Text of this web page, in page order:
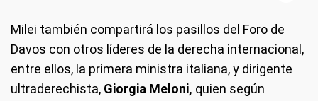
Milei también compartirá los pasillos del Foro de
Davos con otros líderes de la derecha internacional,
entre ellos, la primera ministra italiana, y dirigente
ultraderechista, Giorgia Meloni, quien según